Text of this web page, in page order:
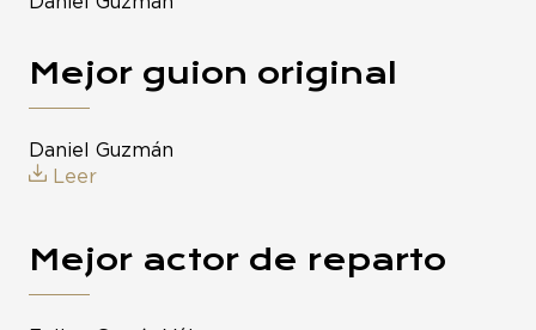
Mejor guion original
Daniel Guzmán
Leer
Mejor actor de reparto